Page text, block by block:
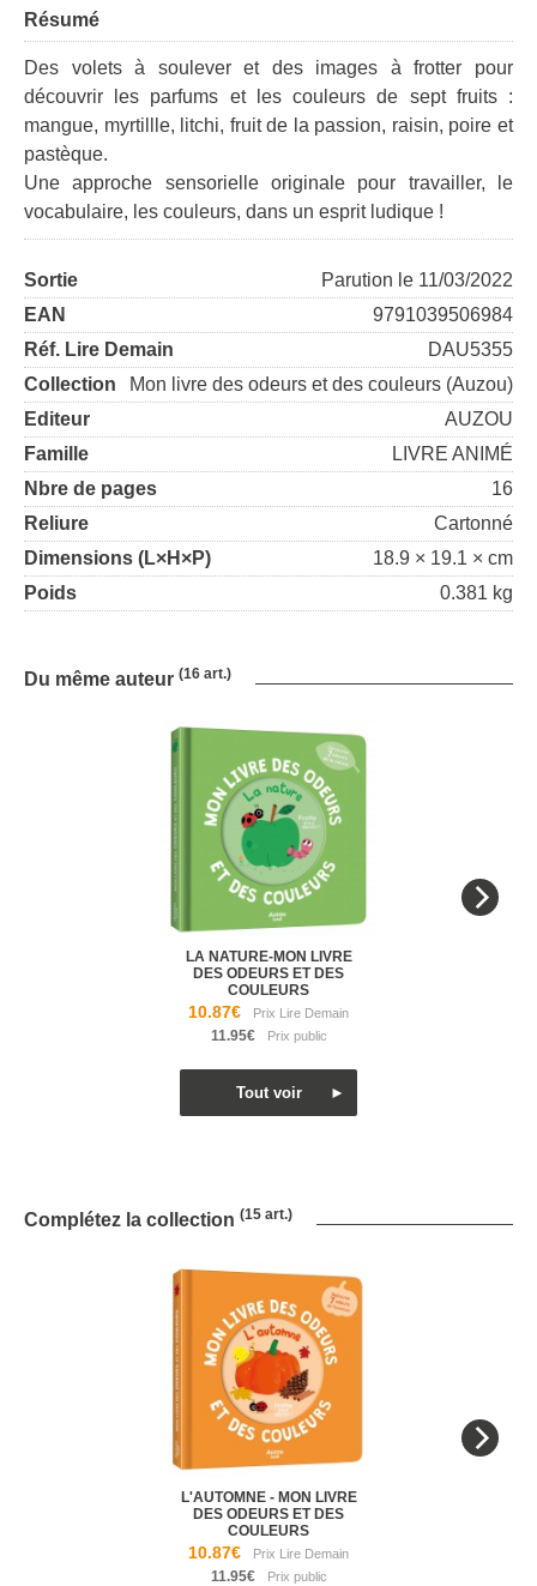
Résumé
Des volets à soulever et des images à frotter pour
découvrir les parfums et les couleurs de sept fruits :
mangue, myrtillle, litchi, fruit de la passion, raisin, poire et
pastèque.
Une approche sensorielle originale pour travailler, le
vocabulaire, les couleurs, dans un esprit ludique !
Sortie
Parution le 11/03/2022
EAN
9791039506984
Réf. Lire Demain
DAU5355
Collection
Mon livre des odeurs et des couleurs (Auzou)
Editeur
AUZOU
Famille
LIVRE ANIMÉ
Nbre de pages
16
Reliure
Cartonné
Dimensions (L×H×P)
18.9 × 19.1 × cm
Poids
0.381 kg
Du même auteur (16 art.)
LA NATURE-MON LIVRE
DES ODEURS ET DES
COULEURS
10.87€
11.95€
Complétez la collection (15 art.)
L'AUTOMNE - MON LIVRE
DES ODEURS ET DES
COULEURS
10.87€
11.95€